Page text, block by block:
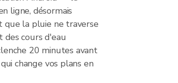
ligne, désormais
que la pluie ne traverse
des cours d'eau
20 minutes avant
change vos plans en